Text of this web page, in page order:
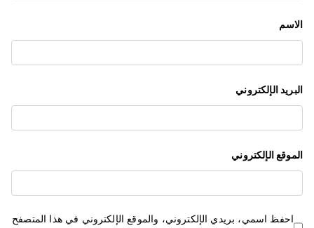
ت
الاسم
البريد الإلكتروني
الموقع الإلكتروني
احفظ اسمي، بريدي الإلكتروني، والموقع الإلكتروني في هذا المتصفح